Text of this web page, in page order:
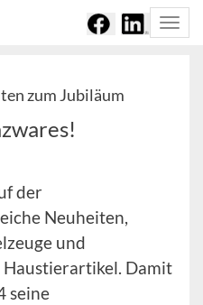
zum Jubiläum
der
Neuheiten,
und
Haustierartikel. Damit
seine